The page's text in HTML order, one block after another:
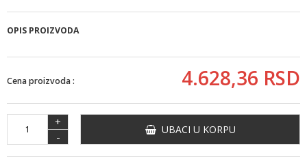
OPIS PROIZVODA
Cena proizvoda : 4.628,36 RSD
+
-
UBACI U KORPU